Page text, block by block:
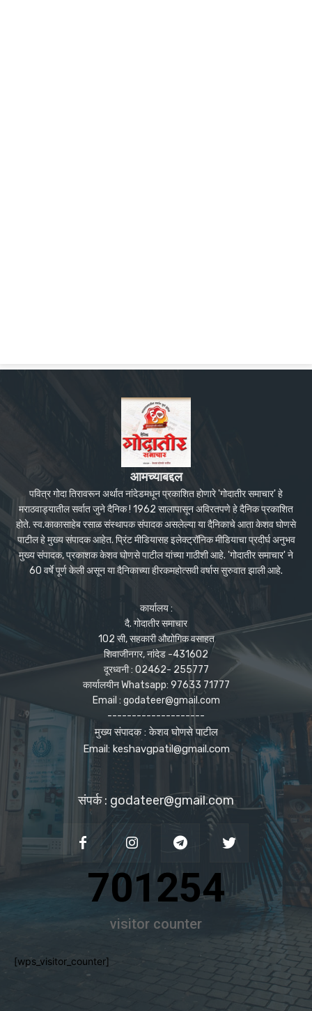
आमच्याबद्दल
पवित्र गोदा तिरावरून अर्थात नांदेडमधून प्रकाशित होणारे 'गोदातीर समाचार' हे
मराठवाड्यातील सर्वात जुने दैनिक ! 1962 सालापासून अविरतपणे हे दैनिक प्रकाशित
होते. स्व.काकासाहेब रसाळ संस्थापक संपादक असलेल्या या दैनिकाचे आता केशव घोणसे
पाटील हे मुख्य संपादक आहेत. प्रिंट मीडियासह इलेक्ट्रॉनिक मीडियाचा प्रदीर्घ अनुभव
मुख्य संपादक, प्रकाशक केशव घोणसे पाटील यांच्या गाठीशी आहे. 'गोदातीर समाचार' ने
60 वर्षे पूर्ण केली असून या दैनिकाच्या हीरकमहोत्सवी वर्षास सुरुवात झाली आहे.
कार्यालय :
दै. गोदातीर समाचार
102 सी, सहकारी औद्योगिक वसाहत
शिवाजीनगर, नांदेड -431602
दूरध्वनी : 02462- 255777
कार्यालयीन Whatsapp: 97633 71777
Email : godateer@gmail.com
--------------------
मुख्य संपादक : केशव घोणसे पाटील
Email: keshavgpatil@gmail.com
संपर्क : godateer@gmail.com
701254
visitor counter
[wps_visitor_counter]